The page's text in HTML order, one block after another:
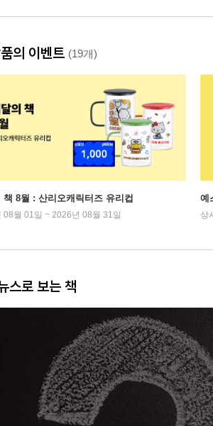
의 이벤트 (19개)
책 8월 : 산리오캐릭터즈 유리컵
08월 01일 ~ 2026년 08월 31일
예
상
스로 보는 책